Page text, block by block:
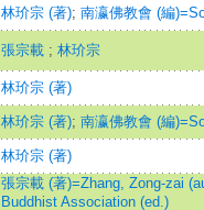
林玠宗 (著); 南瀛佛教會 (編
張宗載 ; 林玠宗
林玠宗 (著)
林玠宗 (著); 南瀛佛教會 (編
林玠宗 (著)
張宗載 (著)=Zhang, Zong-zai
Buddhist Association (ed.)